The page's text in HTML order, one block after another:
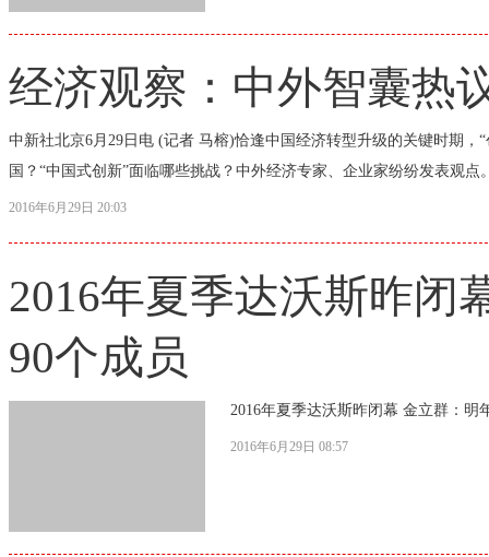
经济观察：中外智囊热
中新社北京6月29日电 (记者 马榕)恰逢中国经济转型升级的关键时期
国？“中国式创新”面临哪些挑战？中外经济专家、企业家纷纷发表观
2016年6月29日 20:03
2016年夏季达沃斯昨闭
90个成员
2016年夏季达沃斯昨闭幕 金立群：明
2016年6月29日 08:57